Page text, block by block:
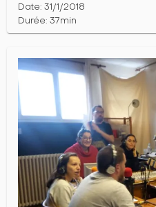
Date: 31/1/2018
Durée: 37min